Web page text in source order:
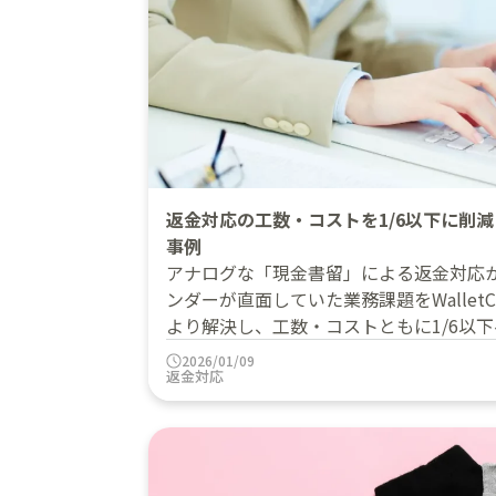
返金対応の工数・コストを1/6以下に削
事例
アナログな「現金書留」による返金対応
ンダーが直面していた業務課題を
より解決し、工数・コストともに1/6以
2026/01/09
返金対応